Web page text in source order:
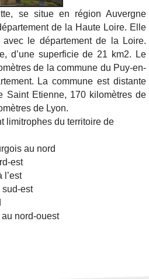
se situe en région Auvergne
de la Haute Loire. Elle
le département de la Loire.
d’une superficie de 21 km2. Le
de la commune du Puy-en-
La commune est distante
Saint Etienne, 170 kilomètres de
de Lyon.
limitrophes du territoire de
au nord
est
est
nord-ouest